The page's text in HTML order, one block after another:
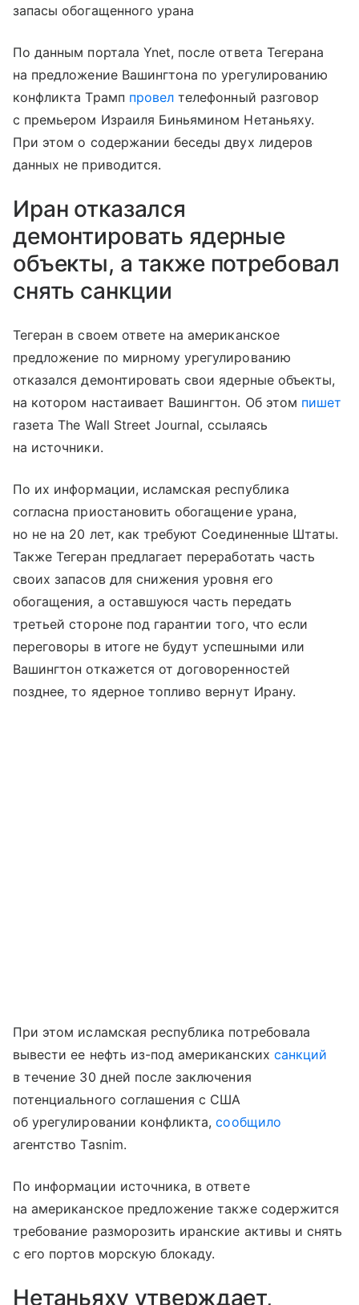
запасы обогащенного урана
По данным портала Ynet, после ответа Тегерана
на предложение Вашингтона по урегулированию
конфликта Трамп провел телефонный разговор
с премьером Израиля Биньямином Нетаньяху.
При этом о содержании беседы двух лидеров
данных не приводится.
Иран отказался
демонтировать ядерные
объекты, а также потребовал
снять санкции
Тегеран в своем ответе на американское
предложение по мирному урегулированию
отказался демонтировать свои ядерные объекты,
на котором настаивает Вашингтон. Об этом пишет
газета The Wall Street Journal, ссылаясь
на источники.
По их информации, исламская республика
согласна приостановить обогащение урана,
но не на 20 лет, как требуют Соединенные Штаты.
Также Тегеран предлагает переработать часть
своих запасов для снижения уровня его
обогащения, а оставшуюся часть передать
третьей стороне под гарантии того, что если
переговоры в итоге не будут успешными или
Вашингтон откажется от договоренностей
позднее, то ядерное топливо вернут Ирану.
При этом исламская республика потребовала
вывести ее нефть из-под американских санкций
в течение 30 дней после заключения
потенциального соглашения с США
об урегулировании конфликта,сообщило
агентство Tasnim.
По информации источника, в ответе
на американское предложение также содержится
требование разморозить иранские активы и снять
с его портов морскую блокаду.
Нетаньяху утверждает,